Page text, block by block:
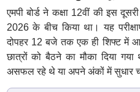
एमपी बोर्ड ने कक्षा 12वीं की इस
2026 के बीच किया था। यह
दोपहर 12 बजे तक एक ही शिफ्ट में
छात्रों को बैठने का मौका दिया
असफल रहे थे या अपने अंकों में सुधार